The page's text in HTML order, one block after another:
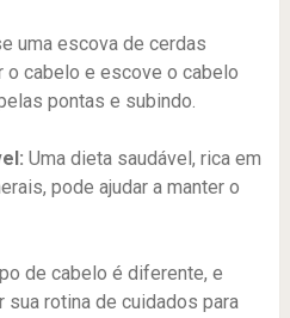
uma escova de cerdas
o cabelo e escove o cabelo
pontas e subindo.
Uma dieta saudável, rica em
pode ajudar a manter o
de cabelo é diferente, e
rotina de cuidados para